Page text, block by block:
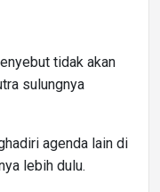
tidak akan
sulungnya
agenda lain di
lebih dulu.